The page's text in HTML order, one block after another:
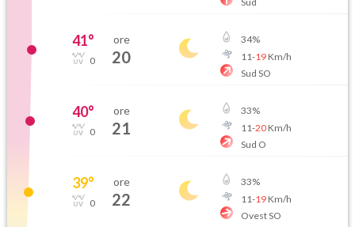
41°
0
ore
20
34%
11-19Km/h
Sud SO
40°
0
ore
21
33%
11-20Km/h
Sud O
39°
0
ore
22
33%
11-19Km/h
Ovest SO